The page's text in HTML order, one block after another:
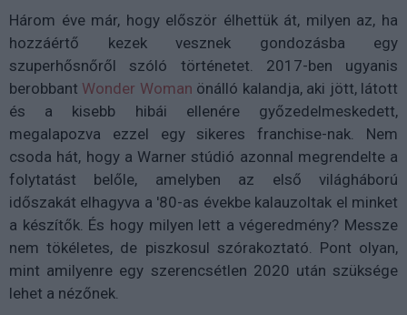
Három éve már, hogy először élhettük át, milyen az, ha
hozzáértő kezek vesznek gondozásba egy
szuperhősnőről szóló történetet. 2017-ben ugyanis
berobbant Wonder Woman önálló kalandja, aki jött, látott
és a kisebb hibái ellenére győzedelmeskedett,
megalapozva ezzel egy sikeres franchise-nak. Nem
csoda hát, hogy a Warner stúdió azonnal megrendelte a
folytatást belőle, amelyben az első világháború
időszakát elhagyva a '80-as évekbe kalauzoltak el minket
a készítők. És hogy milyen lett a végeredmény? Messze
nem tökéletes, de piszkosul szórakoztató. Pont olyan,
mint amilyenre egy szerencsétlen 2020 után szüksége
lehet a nézőnek.